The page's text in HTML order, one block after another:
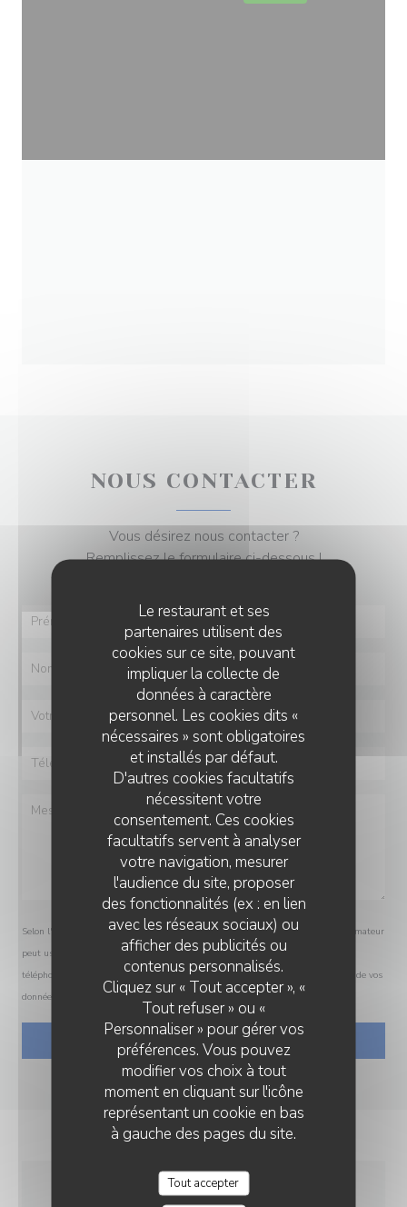
Le restaurant et ses
partenaires utilisent des
cookies sur ce site, pouvant
impliquer la collecte de
données à caractère
personnel. Les cookies dits «
nécessaires » sont obligatoires
et installés par défaut.
D'autres cookies facultatifs
nécessitent votre
consentement. Ces cookies
facultatifs servent à analyser
votre navigation, mesurer
l'audience du site, proposer
des fonctionnalités (ex : en lien
avec les réseaux sociaux) ou
afficher des publicités ou
contenus personnalisés.
Cliquez sur « Tout accepter », «
Tout refuser » ou «
Personnaliser » pour gérer vos
préférences. Vous pouvez
modifier vos choix à tout
moment en cliquant sur l'icône
représentant un cookie en bas
à gauche des pages du site.
Tout accepter
NOUS CONTACTER
Vous désirez nous contacter ?
Remplissez le formulaire ci-dessous !
Selon l'article L.223-2 du code de la consommation, il est rappelé que le consommateur
peut user de son droit à s'inscrire sur la liste d'opposition au démarchage
téléphonique Bloctel :
bloctel.gouv.fr . Pour plus d'informations sur le traitement de vos
données, consultez notre